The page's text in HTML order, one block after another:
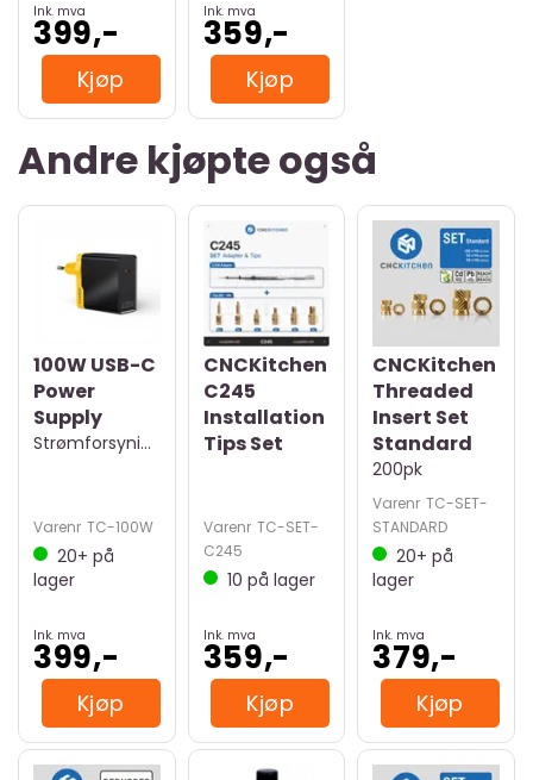
Ink. mva
399,-
Kjøp
Ink. mva
359,-
Kjøp
Andre kjøpte også
100W USB-C
Power
Supply
Strømforsyning
Varenr TC-100W
20+ på
lager
Ink. mva
399,-
Kjøp
CNCKitchen
C245
Installation
Tips Set
Varenr TC-SET-
C245
10 på lager
Ink. mva
359,-
Kjøp
CNCKitchen
Threaded
Insert Set
Standard
200pk
Varenr TC-SET-
STANDARD
20+ på
lager
Ink. mva
379,-
Kjøp